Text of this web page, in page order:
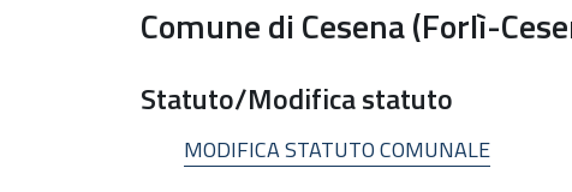
Comune di Cesena (Forlì-
Statuto/Modifica statuto
MODIFICA STATUTO COMUNALE